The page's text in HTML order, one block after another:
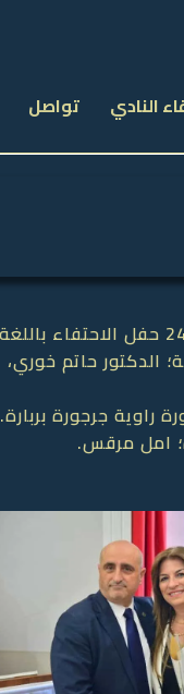
النادي تواصل
الدكتور حاتم خوري،
راوية جرجورة بربارة.
امل مرقس.